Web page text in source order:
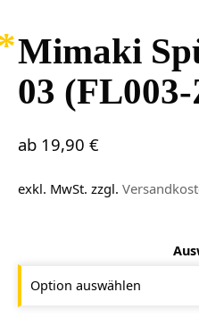
Mimaki
03
ab 19,90 €
exkl. MwSt. zzgl.